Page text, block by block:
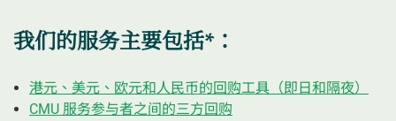
我们的服务主要包括*：​​​​​
港元、美元、欧元和人民币的回购工具（即日和隔夜）
CMU 服务参与者之间的三方回购